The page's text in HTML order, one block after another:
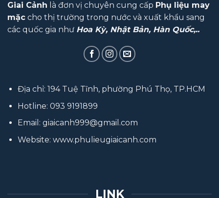
Giai Cảnh là đơn vị chuyên cung cấp Phụ liệu may
mặc cho thị trường trong nước và xuất khẩu sang
các quốc gia như Hoa Kỳ, Nhật Bản, Hàn Quốc,..
Địa chỉ: 194 Tuệ Tĩnh, phường Phú Thọ, TP.HCM
Hotline: 093 9191899
Email: giaicanh999@gmail.com
Website: www.phulieugiaicanh.com
LINK